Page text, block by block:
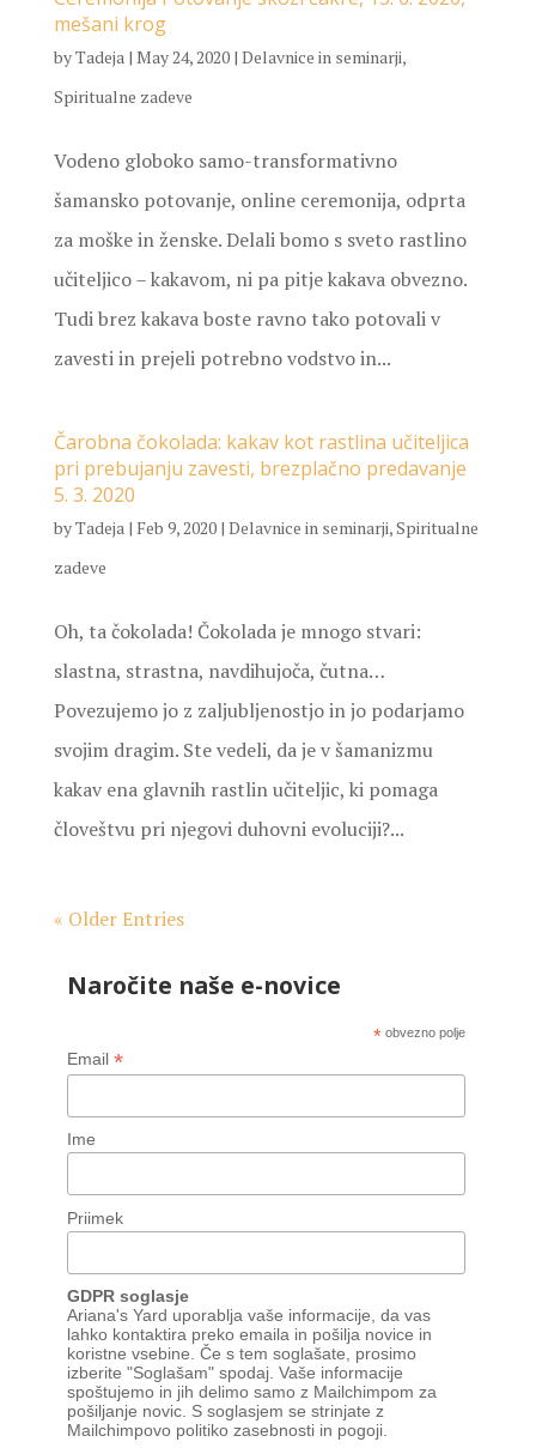
mešani krog
byTadeja| May 24, 2020| Delavnice in seminarji,
Spiritualne zadeve
Vodeno globoko samo-transformativno
šamansko potovanje, online ceremonija, odprta
za moške in ženske. Delali bomo s sveto rastlino
učiteljico – kakavom, ni pa pitje kakava obvezno.
Tudi brez kakava boste ravno tako potovali v
zavesti in prejeli potrebno vodstvo in...
Čarobna čokolada: kakav kot rastlina učiteljica
pri prebujanju zavesti, brezplačno predavanje
5. 3. 2020
byTadeja| Feb 9, 2020| Delavnice in seminarji,Spiritualne
zadeve
Oh, ta čokolada! Čokolada je mnogo stvari:
slastna, strastna, navdihujoča, čutna…
Povezujemo jo z zaljubljenostjo in jo podarjamo
svojim dragim. Ste vedeli, da je v šamanizmu
kakav ena glavnih rastlin učiteljic, ki pomaga
človeštvu pri njegovi duhovni evoluciji?...
« Older Entries
Naročite naše e-novice
* obvezno polje
Email *
Ime
Priimek
GDPR soglasje
Ariana's Yard uporablja vaše informacije, da vas
lahko kontaktira preko emaila in pošilja novice in
koristne vsebine. Če s tem soglašate, prosimo
izberite "Soglašam" spodaj. Vaše informacije
spoštujemo in jih delimo samo z Mailchimpom za
pošiljanje novic. S soglasjem se strinjate z
Mailchimpovo politiko zasebnostiin pogoji.